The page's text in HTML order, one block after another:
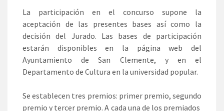
La participación en el concurso supone la
aceptación de las presentes bases así como la
decisión del Jurado. Las bases de participación
estarán disponibles en la página web del
Ayuntamiento de San Clemente, y en el
Departamento de Cultura en la universidad popular.
Se establecen tres premios: primer premio, segundo
premio y tercer premio. A cada una de los premiados